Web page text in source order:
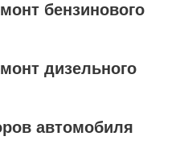
бензинового
дизельного
автомобиля